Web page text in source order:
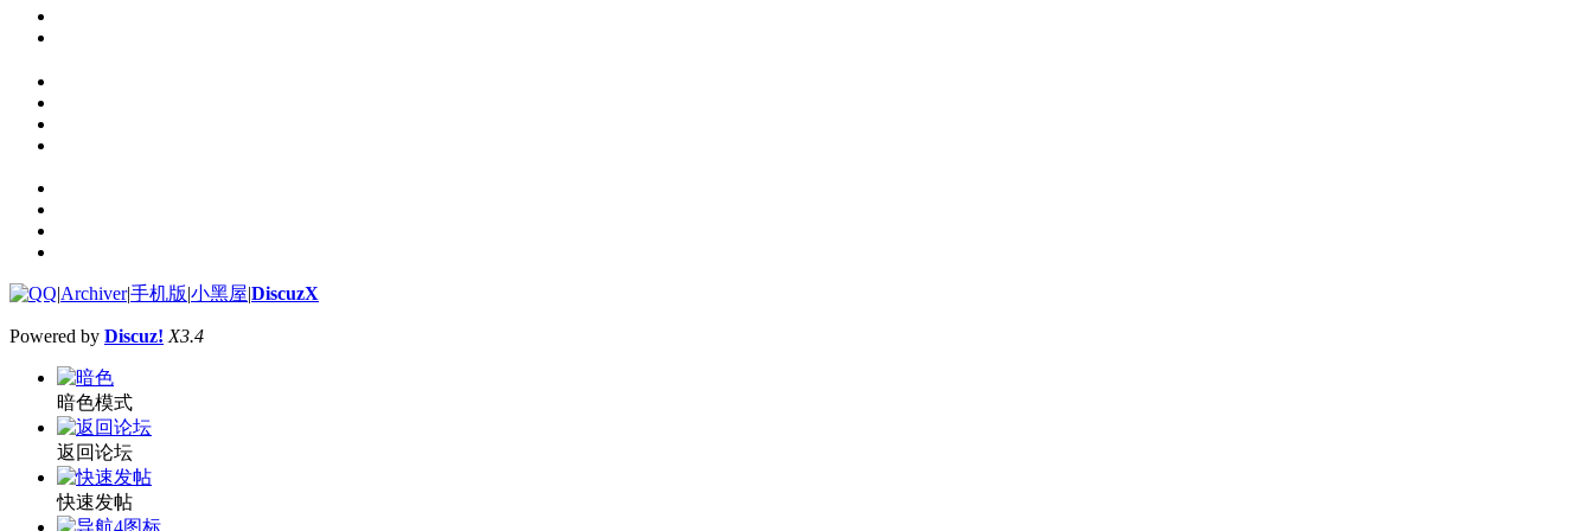
|Archiver|手机版|小黑屋|DiscuzX
Powered by Discuz! X3.4
暗色模式
返回论坛
快速发帖